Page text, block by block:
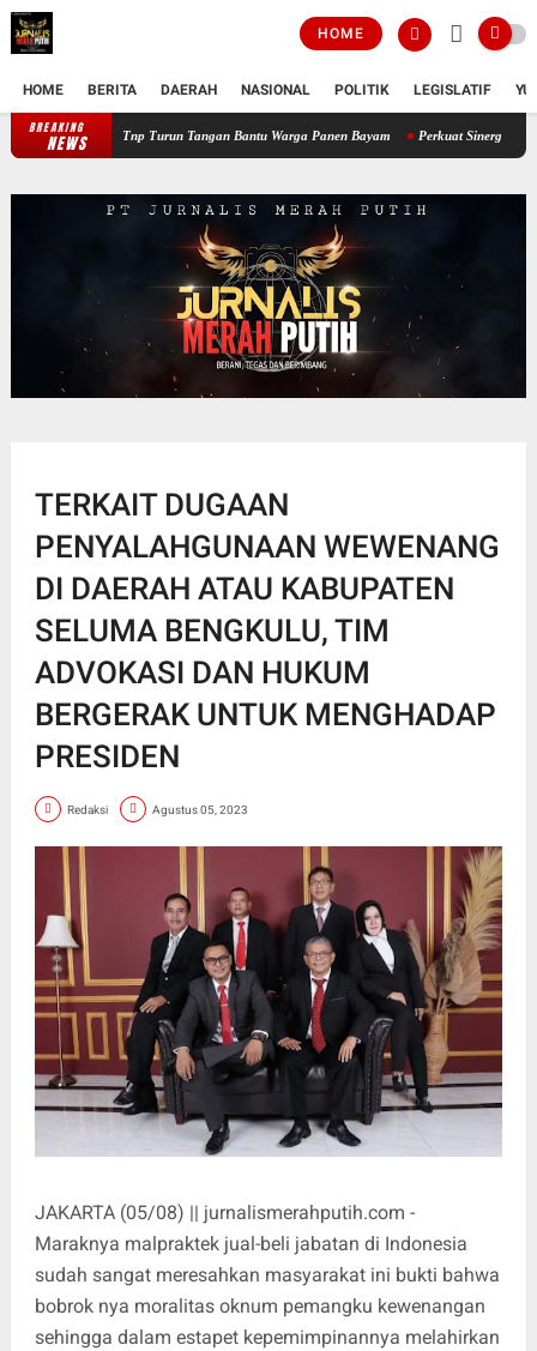
HOME
HOME BERITA DAERAH NASIONAL POLITIK LEGISLATIF
BREAKING
NEWS Perkuat Ketahanan Pangan Wilayah, Babinsa Koramil 12/Tnp Turun
TERKAIT DUGAAN
PENYALAHGUNAAN WEWENANG
DI DAERAH ATAU KABUPATEN
SELUMA BENGKULU, TIM
ADVOKASI DAN HUKUM
BERGERAK UNTUK MENGHADAP
PRESIDEN
Redaksi Agustus 05, 2023
JAKARTA (05/08) || jurnalismerahputih.com -
Maraknya malpraktek jual-beli jabatan di Indonesia
sudah sangat meresahkan masyarakat ini bukti bahwa
bobrok nya moralitas oknum pemangku kewenangan
sehingga dalam estapet kepemimpinannya melahirkan